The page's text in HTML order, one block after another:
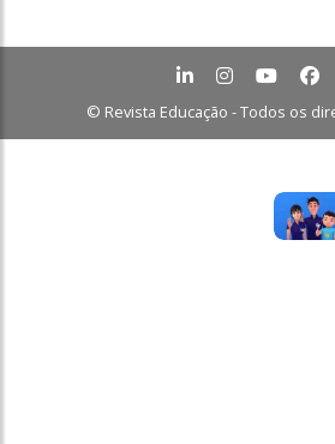
© Revista Educação - Todos os